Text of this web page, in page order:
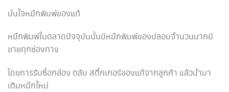
มั่นใจหมึกพิมพ์ของแท้
หมึกพิมพ์ในตลาดปัจจุบันนั้นมีหมึกพิมพ์ของปลอมจำนวนมากมี
ขายทุกช่องทาง
โดยการรับซื้อกล่อง ตลับ สติ๊กเกอร์ของแท้จากลูกค้า แล้วนำมา
เติมหมึกใหม่